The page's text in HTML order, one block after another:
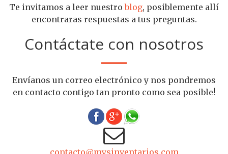
Te invitamos a leer nuestroblog, posiblemente allí
encontraras respuestas a tus preguntas.
Contáctate con nosotros
Envíanos un correo electrónico y nos pondremos
en contacto contigo tan pronto como sea posible!